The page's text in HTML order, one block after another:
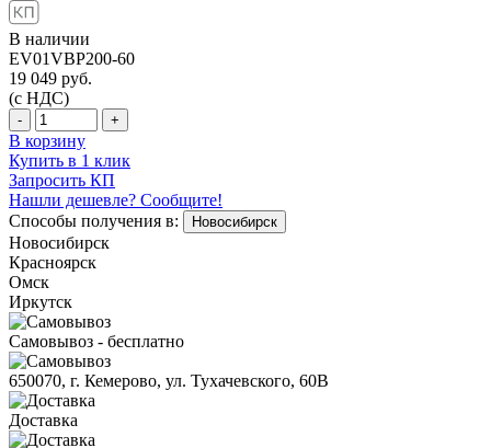
В наличии
EV01VBP200-60
19 049 руб.
(с НДС)
- +
В корзину
Купить в 1 клик
Запросить КП
Нашли дешевле? Сообщите!
Способы получения в:
Новосибирск
Новосибирск
Красноярск
Омск
Иркутск
Самовывоз - бесплатно
650070, г. Кемерово, ул. Тухачевского, 60В
Доставка